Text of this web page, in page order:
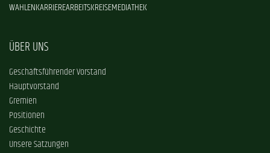
WAHLENKARRIEREARBEITSKREISEMEDIATHEK
ÜBER UNS
Geschäftsführender Vorstand
Hauptvorstand
Gremien
Positionen
Geschichte
Unsere Satzungen